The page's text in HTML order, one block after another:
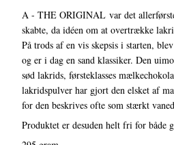
A - THE ORIGINAL var det
skabte, da idéen om at overtrække
På trods af en vis skepsis i starten,
og er i dag en sand klassiker. Den
sød lakrids, førsteklasses
lakridspulver har gjort den elsket af
for den beskrives ofte som stærkt
Produktet er desuden helt fri for både